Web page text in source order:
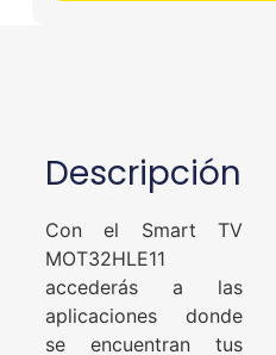
Descripción
Con el Smart TV
MOT32HLE11
accederás a las
aplicaciones donde
se encuentran tus